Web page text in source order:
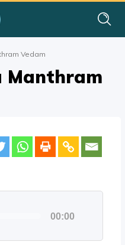
Vedam
Manthram
00:00